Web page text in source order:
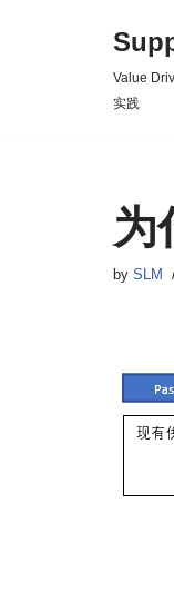
Value
实践
为
by SLM